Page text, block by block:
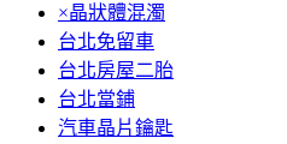
×晶狀體混濁
台北免留車
台北房屋二胎
台北當鋪
汽車晶片鑰匙